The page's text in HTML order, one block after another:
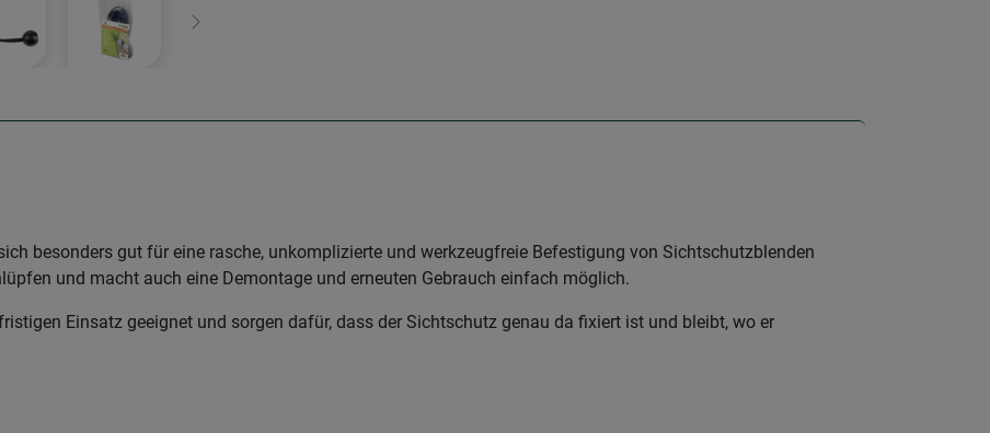
Weiter
besonders gut für eine rasche, unkomplizierte und werkzeugfreie Befestigung von Sichtschutzblenden
und macht auch eine Demontage und erneuten Gebrauch einfach möglich.
Einsatz geeignet und sorgen dafür, dass der Sichtschutz genau da fixiert ist und bleibt, wo er